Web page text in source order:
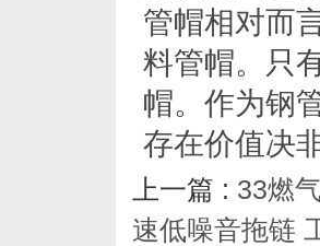
管帽相对而
料管帽。只
帽。作为钢
存在价值决
上一篇 : 33燃
速低噪音拖链